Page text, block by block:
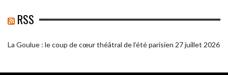
RSS
La Goulue : le coup de cœur théâtral de l’été parisien 27 juillet 2026